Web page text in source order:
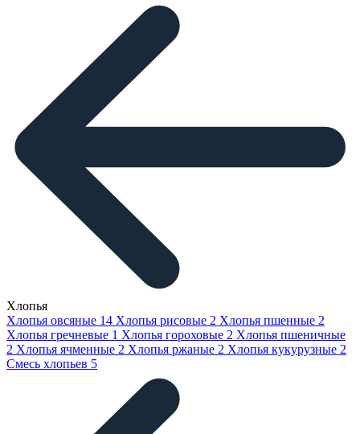
Хлопья
Хлопья овсяные 14 Хлопья рисовые 2 Хлопья пшенные 2
Хлопья гречневые 1 Хлопья гороховые 2 Хлопья пшеничные
2 Хлопья ячменные 2 Хлопья ржаные 2 Хлопья кукурузные 2
Смесь хлопьев 5